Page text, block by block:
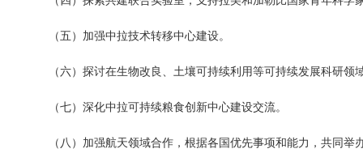
（五）加强中拉技术转移中心建设。
（六）探讨在生物改良、土壤可持续利用等可持续发展科研领
（七）深化中拉可持续粮食创新中心建设交流。
（八）加强航天领域合作，根据各国优先事项和能力，共同